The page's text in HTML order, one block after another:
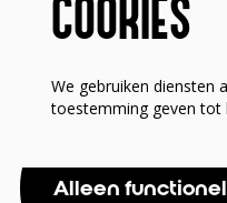
COOKIES
We gebruiken diensten
toestemming geven tot
Alleen